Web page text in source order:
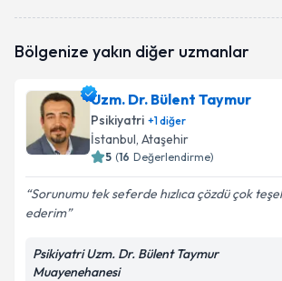
oluşturun. Size bu uzmandan randevu
Kişisel verilerimin işlenmesine ilişkin
Metni'ni okudum ve kişisel
kapsamda işlenmesini kabul
Takvim Talebini
Bölgenize yakın diğer uzmanlar
Uzm. Dr. Bülent Taymur
Psikiyatri +1diğer
İstanbul, Ataşehir
5 (16 Değerlendirme)
Sorunumu tek seferde hızlıca çözdü çok
ederim
Psikiyatri Uzm. Dr. Bülent Taymur
Muayenehanesi